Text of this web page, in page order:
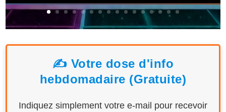
✍️ Votre dose d'info
hebdomadaire (Gratuite)
Indiquez simplement votre e-mail pour recevoir